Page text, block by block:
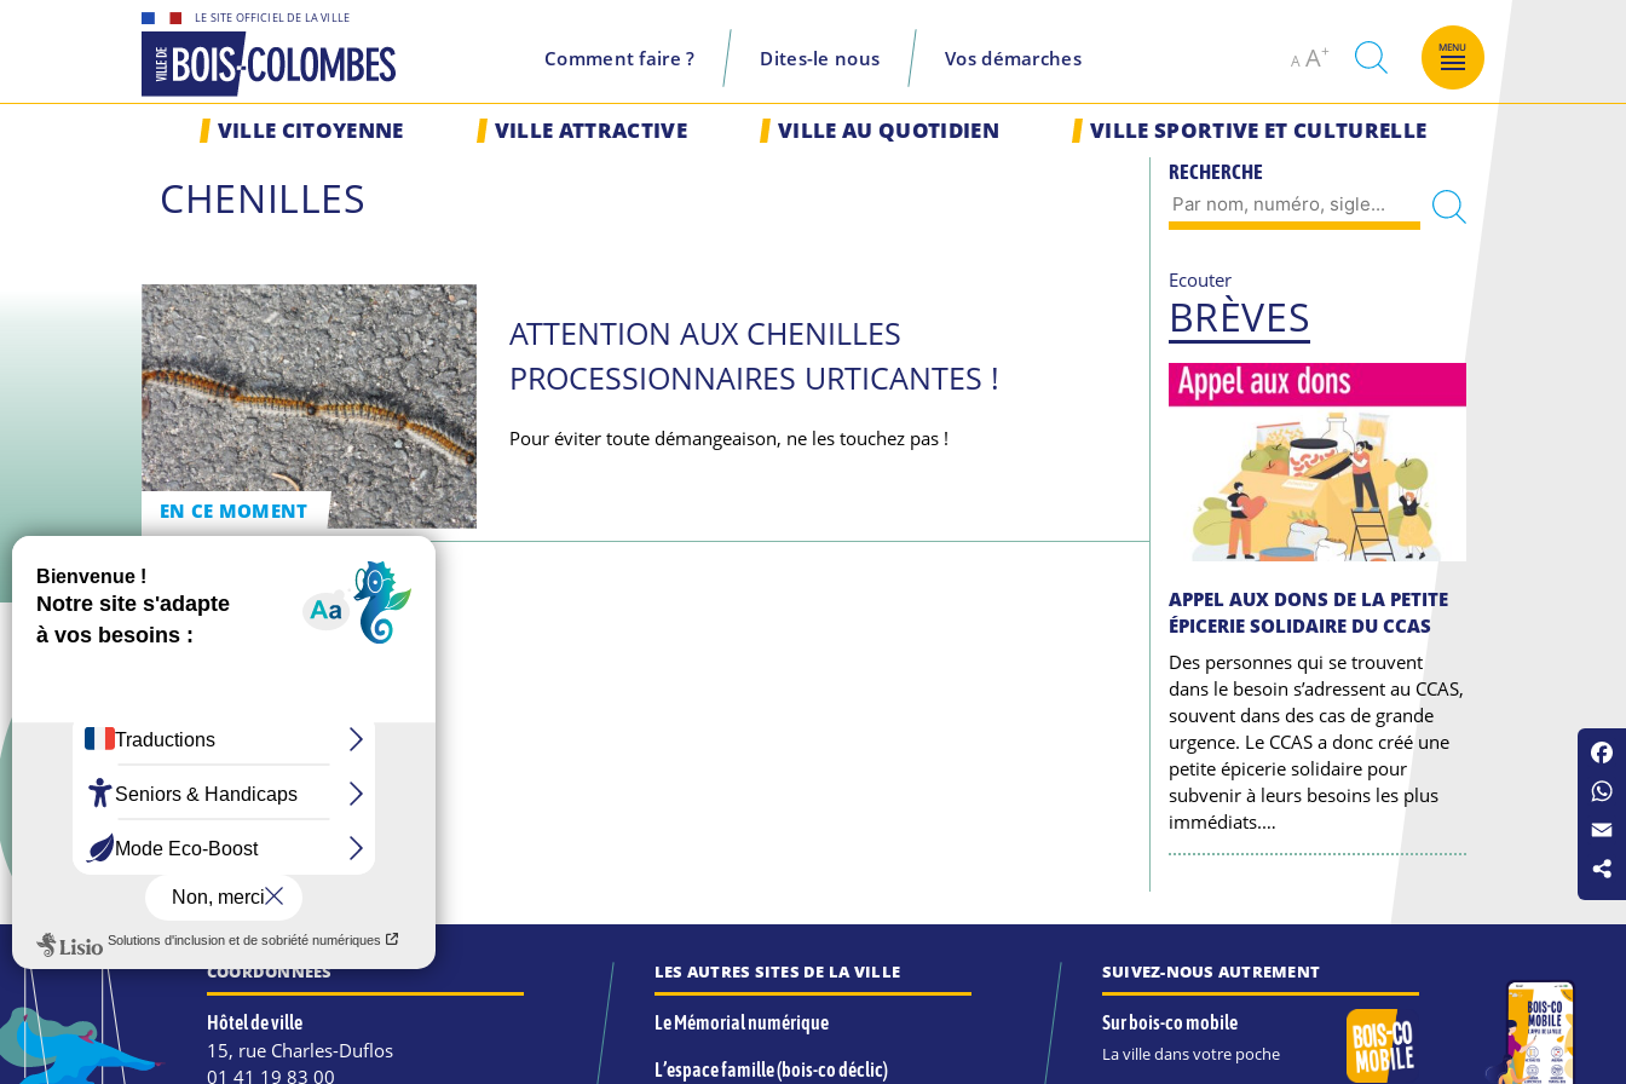
LE SITE OFFICIEL DE LA VILLE
Colombes
Comment faire ? Dites-le nous Vos démarches A
Decrease
font
AIncrease
size.
recherche
MENU
VILLE CITOYENNE VILLE ATTRACTIVE VILLE AU QUOTIDIEN VILLE SPORTIVE ET CULTURELLE
CHENILLES
EN CE MOMENT
ATTENTION AUX CHENILLES
PROCESSIONNAIRES URTICANTES !
Pour éviter toute démangeaison, ne les touchez pas !
RECHERCHE
Ecouter
BRÈVES
APPEL AUX DONS DE LA PETITE
ÉPICERIE SOLIDAIRE DU CCAS
Des personnes qui se trouvent
dans le besoin s’adressent au CCAS,
souvent dans des cas de grande
urgence. Le CCAS a donc créé une
petite épicerie solidaire pour
subvenir à leurs besoins les plus
immédiats.…
COORDONNÉES
Hôtel de ville
15, rue Charles-Duflos
01 41 19 83 00
LES AUTRES SITES DE LA VILLE
Le Mémorial numérique
L’espace famille (bois-co déclic)
SUIVEZ-NOUS AUTREMENT
Sur bois-co mobile
La ville dans votre poche